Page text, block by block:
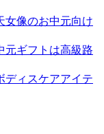
女像のお中元向け
元ギフトは高級路
ディスケアアイテ